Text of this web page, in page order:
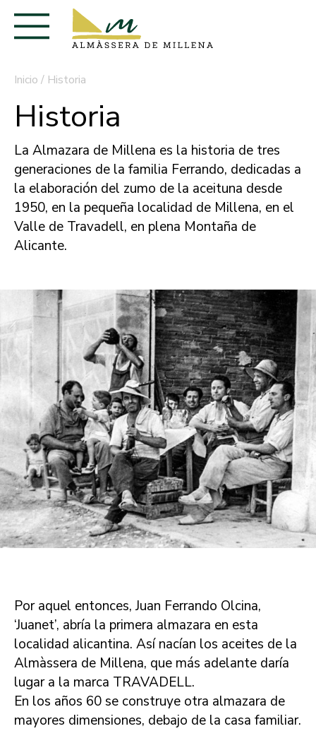
Inicio / Historia
Historia
La Almazara de Millena es la historia de tres
generaciones de la familia Ferrando, dedicadas a
la elaboración del zumo de la aceituna desde
1950, en la pequeña localidad de Millena, en el
Valle de Travadell, en plena Montaña de
Alicante.
Por aquel entonces, Juan Ferrando Olcina,
‘Juanet’, abría la primera almazara en esta
localidad alicantina. Así nacían los aceites de la
Almàssera de Millena, que más adelante daría
lugar a la marca TRAVADELL.
En los años 60 se construye otra almazara de
mayores dimensiones, debajo de la casa familiar.